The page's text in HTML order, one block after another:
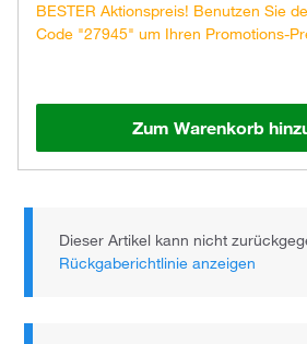
BESTER Aktionspreis! Benutzen Sie
Code "27945" um Ihren Promotions-
Zum Warenkorb
Dieser Artikel kann nicht
Rückgaberichtlinie anzeigen